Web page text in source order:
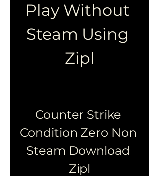
Play Without
Steam Using
Zipl
Counter Strike
Condition Zero Non
Steam Download
Zipl